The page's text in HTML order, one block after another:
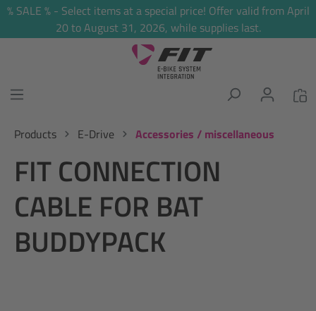
content
% SALE % - Select items at a special price! Offer valid from April
20 to August 31, 2026, while supplies last.
Products E-Drive Accessories / miscellaneous
FIT CONNECTION
CABLE FOR BAT
BUDDYPACK